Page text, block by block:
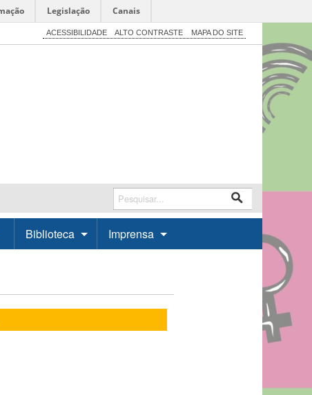
Legislação Canais
ACESSIBILIDADE ALTO CONTRASTE MAPA DO SITE
Biblioteca Imprensa